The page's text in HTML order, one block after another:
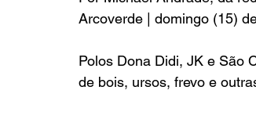
Arcoverde | domingo (15)
Polos Dona Didi, JK e São
de bois, ursos, frevo e